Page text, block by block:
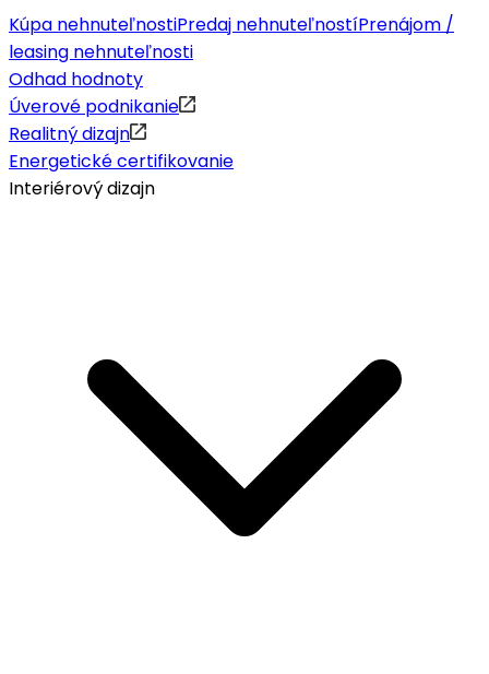
Kúpa nehnuteľnostiPredaj nehnuteľnostíPrenájom /
leasing nehnuteľnosti
Odhad hodnoty
Úverové podnikanie
Realitný dizajn
Energetické certifikovanie
Interiérový dizajn